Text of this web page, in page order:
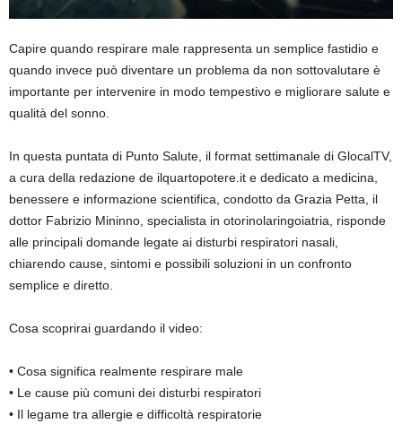
Capire quando respirare male rappresenta un semplice fastidio e
quando invece può diventare un problema da non sottovalutare è
importante per intervenire in modo tempestivo e migliorare salute e
qualità del sonno.
In questa puntata di Punto Salute, il format settimanale di GlocalTV,
a cura della redazione de ilquartopotere.it e dedicato a medicina,
benessere e informazione scientifica, condotto da Grazia Petta, il
dottor Fabrizio Mininno, specialista in otorinolaringoiatria, risponde
alle principali domande legate ai disturbi respiratori nasali,
chiarendo cause, sintomi e possibili soluzioni in un confronto
semplice e diretto.
Cosa scoprirai guardando il video:
• Cosa significa realmente respirare male
• Le cause più comuni dei disturbi respiratori
• Il legame tra allergie e difficoltà respiratorie